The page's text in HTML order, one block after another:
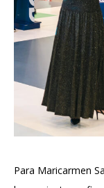
Para Maricarmen